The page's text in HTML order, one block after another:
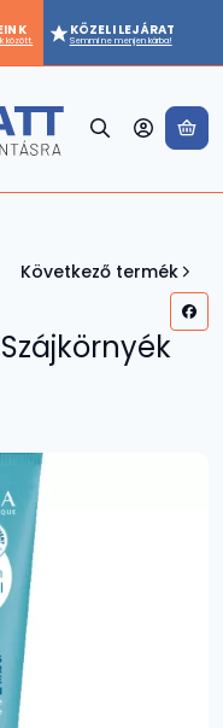
között.
KÖZELI LEJÁRAT
Semmi ne menjen kárba!
Következő termék